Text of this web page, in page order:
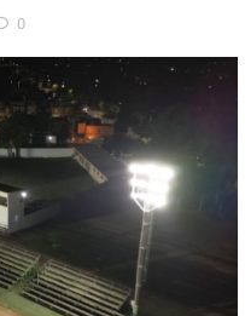
0